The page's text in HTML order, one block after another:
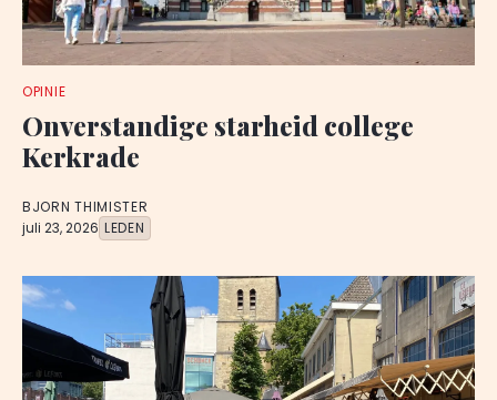
OPINIE
Onverstandige starheid college
Kerkrade
BJORN THIMISTER
juli 23, 2026 LEDEN